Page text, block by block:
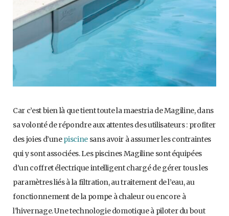
Car c’est bien là que tient toute la maestria de Magiline, dans
sa volonté de répondre aux attentes des utilisateurs : profiter
des joies d’unepiscinesans avoir à assumer les contraintes
qui y sont associées. Les piscines Magiline sont équipées
d’un coffret électrique intelligent chargé de gérer tous les
paramètres liés à la filtration, au traitement de l’eau, au
fonctionnement de la pompe à chaleur ou encore à
l’hivernage. Une technologie domotique à piloter du bout